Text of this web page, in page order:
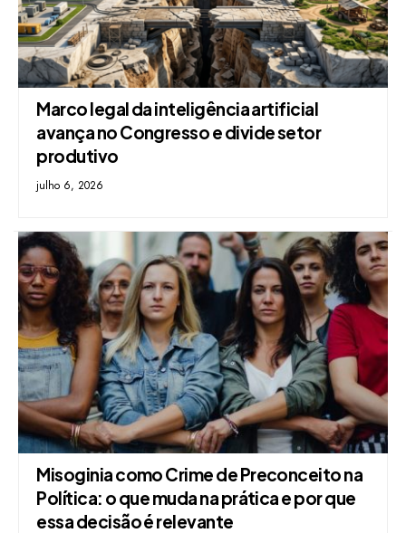
Marco legal da inteligência artificial
avança no Congresso e divide setor
produtivo
julho 6, 2026
Misoginia como Crime de Preconceito na
Política: o que muda na prática e por que
essa decisão é relevante